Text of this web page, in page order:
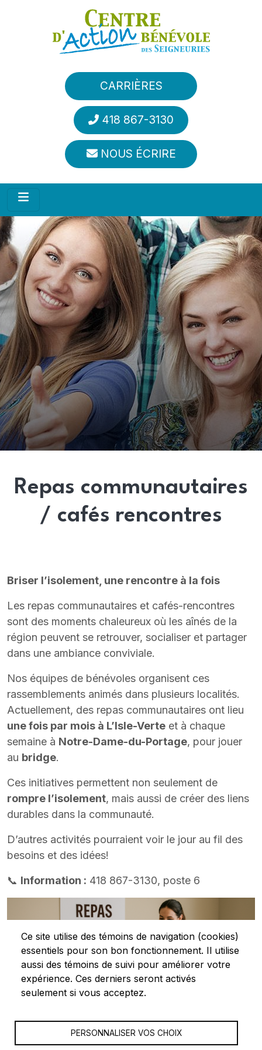
Aller au contenu principal
CARRIÈRES
418 867-3130
NOUS ÉCRIRE
Repas communautaires
/ cafés rencontres
Briser l’isolement, une rencontre à la fois
Les repas communautaires et cafés-rencontres
sont des moments chaleureux où les aînés de la
région peuvent se retrouver, socialiser et partager
dans une ambiance conviviale.
Nos équipes de bénévoles organisent ces
rassemblements animés dans plusieurs localités.
Actuellement, des repas communautaires ont lieu
une fois par mois à L’Isle-Verte et à chaque
semaine à Notre-Dame-du-Portage, pour jouer
au bridge.
Ces initiatives permettent non seulement de
rompre l’isolement, mais aussi de créer des liens
durables dans la communauté.
D’autres activités pourraient voir le jour au fil des
besoins et des idées!
📞 Information : 418 867-3130, poste 6
Ce site utilise des témoins de navigation (cookies)
essentiels pour son bon fonctionnement. Il utilise
aussi des témoins de suivi pour améliorer votre
expérience. Ces derniers seront activés
seulement si vous acceptez.
PERSONNALISER VOS CHOIX